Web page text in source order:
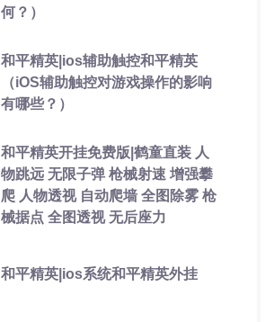
何？）
和平精英|ios辅助触控和平精英
（iOS辅助触控对游戏操作的影响
有哪些？）
和平精英开挂免费版|鹤童直装 人
物跳远 无限子弹 枪械射速 增强攀
爬 人物透视 自动爬墙 全图除雾 枪
械据点 全图透视 无后座力
和平精英|ios系统和平精英外挂